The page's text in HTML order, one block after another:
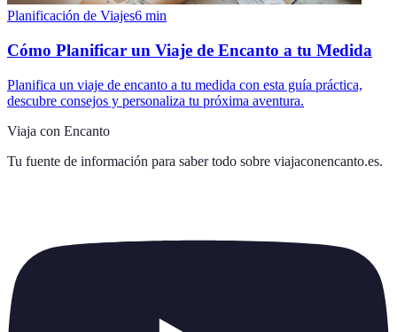
Planificación de Viajes6 min
Cómo Planificar un Viaje de Encanto a tu Medida
Planifica un viaje de encanto a tu medida con esta guía práctica,
descubre consejos y personaliza tu próxima aventura.
Viaja con Encanto
Tu fuente de información para saber todo sobre viajaconencanto.es.